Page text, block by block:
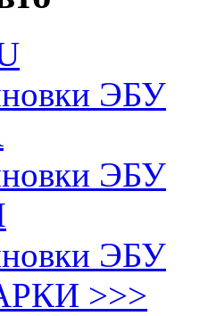
ЭБУ
ЭБУ
ЭБУ
>>>